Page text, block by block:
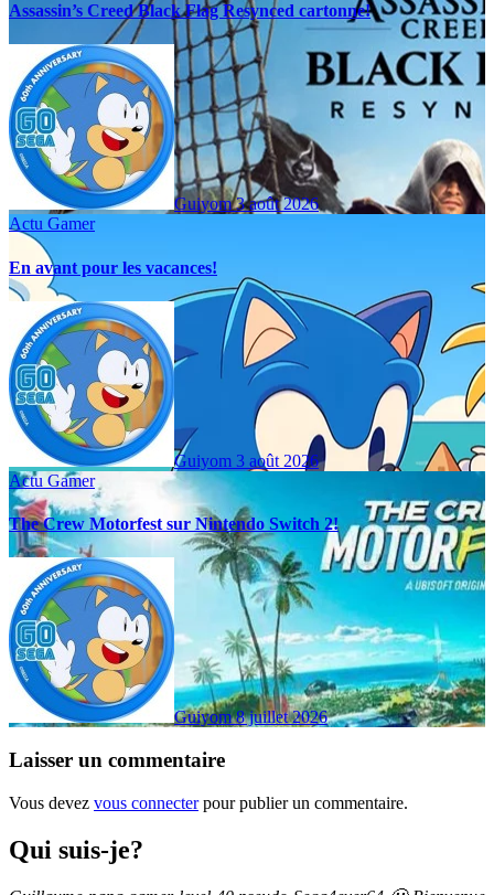
Assassin’s Creed Black Flag Resynced cartonne!
Guiyom3 août 2026
Actu Gamer
En avant pour les vacances!
Guiyom 3 août 2026
Actu Gamer
The Crew Motorfest sur Nintendo Switch 2!
Guiyom8 juillet 2026
Laisser un commentaire
Vous devez vous connecterpour publier un commentaire.
Qui suis-je?